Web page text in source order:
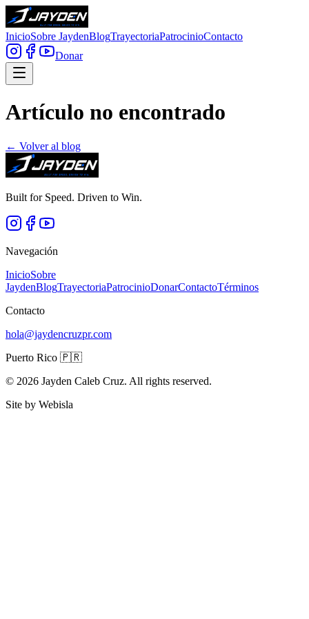
InicioSobre JaydenBlogTrayectoriaPatrocinioContacto
Donar
Artículo no encontrado
← Volver al blog
Built for Speed. Driven to Win.
Navegación
InicioSobre
JaydenBlogTrayectoriaPatrocinioDonarContactoTérminos
Contacto
hola@jaydencruzpr.com
Puerto Rico 🇵🇷
© 2026 Jayden Caleb Cruz. All rights reserved.
Site by Webisla